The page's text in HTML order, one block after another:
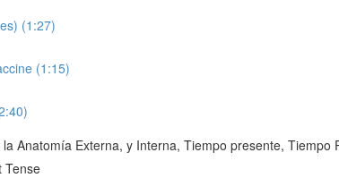
(1:27)
(1:15)
Anatomía Externa, y Interna, Tiempo presente,
Tense